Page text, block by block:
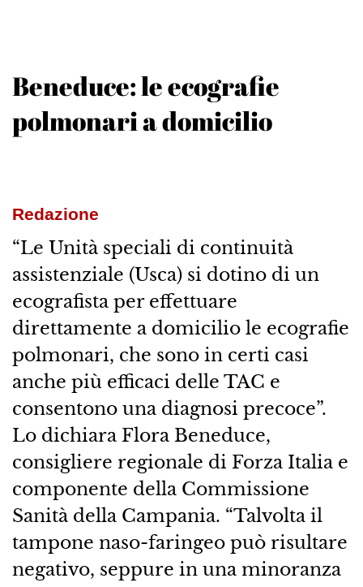
Beneduce: le ecografie
polmonari a domicilio
Redazione
“Le Unità speciali di continuità
assistenziale (Usca) si dotino di un
ecografista per effettuare
direttamente a domicilio le ecografie
polmonari, che sono in certi casi
anche più efficaci delle TAC e
consentono una diagnosi precoce”.
Lo dichiara Flora Beneduce,
consigliere regionale di Forza Italia e
componente della Commissione
Sanità della Campania. “Talvolta il
tampone naso-faringeo può risultare
negativo, seppure in una minoranza